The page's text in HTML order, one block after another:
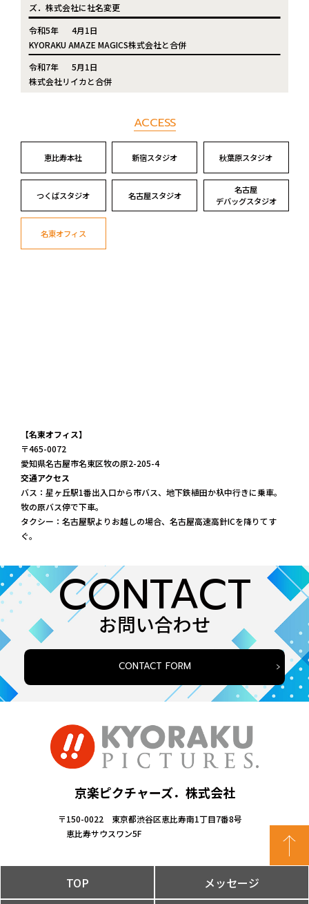
ズ．株式会社に社名変更
令和5年
4月1日
KYORAKU AMAZE MAGICS株式会社と合併
令和7年
5月1日
株式会社リイカと合併
ACCESS
恵比寿本社 新宿スタジオ 秋葉原スタジオ
つくばスタジオ 名古屋スタジオ
名古屋
デバッグスタジオ
名東オフィス
【名東オフィス】
〒465-0072
愛知県名古屋市名東区牧の原2-205-4
交通アクセス
バス：星ヶ丘駅1番出入口から市バス、地下鉄植田か杁中行きに乗車。
牧の原バス停で下車。
タクシー：名古屋駅よりお越しの場合、名古屋高速高針ICを降りてす
ぐ。
CONTACT
お問い合わせ
CONTACT FORM
京楽ピクチャーズ．株式会社
〒150-0022 東京都渋谷区恵比寿南1丁目7番8号
恵比寿サウスワン5F
TOP メッセージ